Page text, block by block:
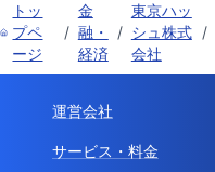
トッ
プペ
ージ
/
金
融・
経済
/
東京ハッ
シュ株式
会社
/
運営会社
サービス・料金